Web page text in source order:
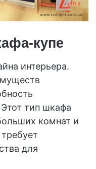
купе
интерьера.
тип шкафа
комнат и
для